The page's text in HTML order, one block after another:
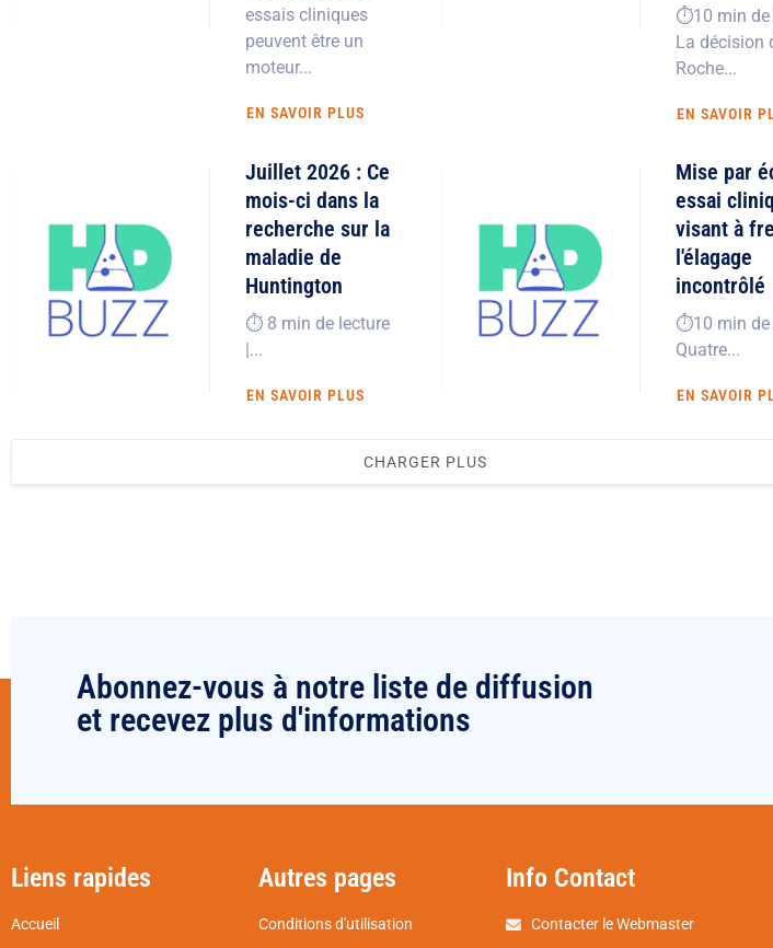
essais cliniques
peuvent être un
moteur...
EN SAVOIR PLUS
⏱️10 min de
La décision
Roche...
EN SAVOIR
Juillet 2026 : Ce
mois-ci dans la
recherche sur la
maladie de
Huntington
⏱️ 8 min de lecture
|...
EN SAVOIR PLUS
Mise par
essai
visant à
l'élagage
incontrôlé
⏱️10 min de
Quatre...
EN SAVOIR
CHARGER PLUS
Abonnez-vous à notre liste de diffusion
et recevez plus d'informations
Liens rapides
Accueil
Autres pages
Conditions d'utilisation
Info Contact
Contacter le Webmaster